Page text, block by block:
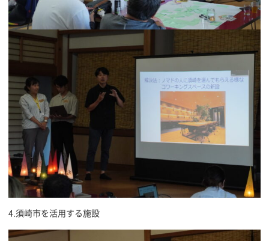
4.須崎市を活用する施設